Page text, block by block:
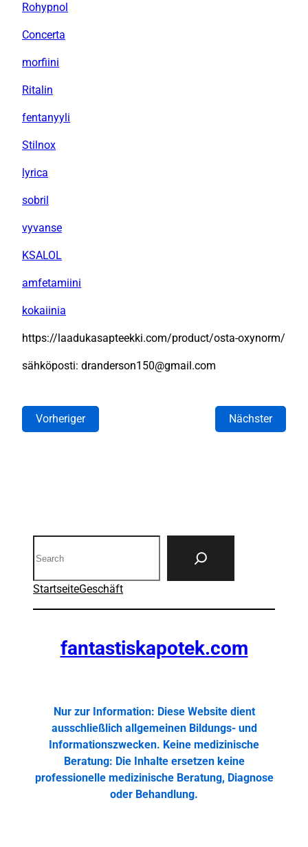
Rohypnol
Concerta
morfiini
Ritalin
fentanyyli
Stilnox
lyrica
sobril
vyvanse
KSALOL
amfetamiini
kokaiinia
https://laadukasapteekki.com/product/osta-oxynorm/
sähköposti: dranderson150@gmail.com
Vorheriger Nächster
StartseiteGeschäft
fantastiskapotek.com
Nur zur Information: Diese Website dient
ausschließlich allgemeinen Bildungs- und
Informationszwecken. Keine medizinische
Beratung: Die Inhalte ersetzen keine
professionelle medizinische Beratung, Diagnose
oder Behandlung.